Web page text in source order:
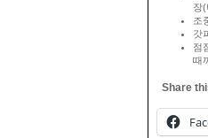
장(
조
갓
점
때
Share